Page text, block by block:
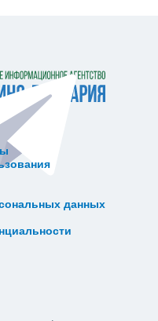
данных